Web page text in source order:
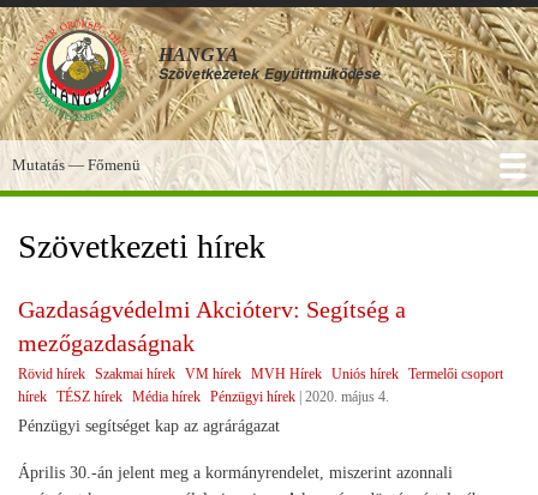
Ugrás
a
tartalomra
HANGYA
Szövetkezetek Együttműködése
Főmenü
Mutatás — Főmenü
Szövetkezeti hírek
Gazdaságvédelmi Akcióterv: Segítség a
mezőgazdaságnak
Rövid hírek Szakmai hírek VM hírek MVH Hírek Uniós hírek Termelői csoport
hírek TÉSZ hírek Média hírek Pénzügyi hírek 2020. május 4.
Pénzügyi segítséget kap az agrárágazat
Április 30.-án jelent meg a kormányrendelet, miszerint azonnali